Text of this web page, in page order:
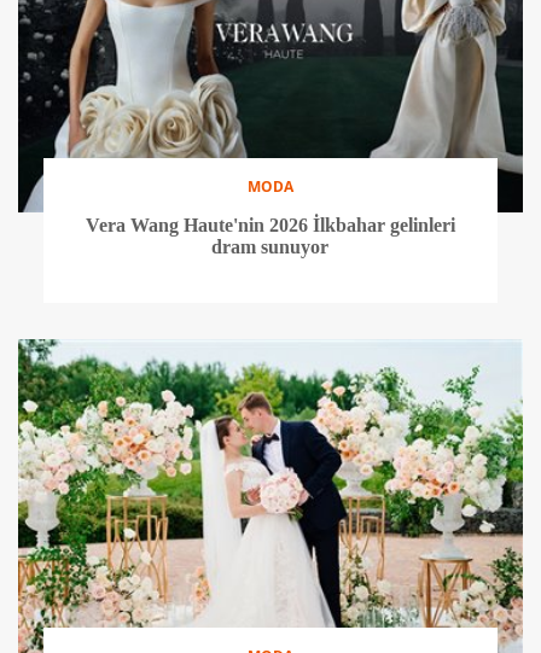
MODA
Vera Wang Haute'nin 2026 İlkbahar gelinleri
dram sunuyor